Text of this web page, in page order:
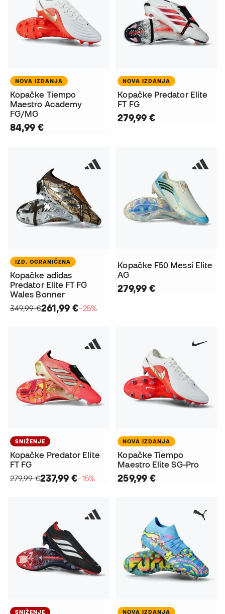
NOVA IZDANJA
Kopačke Tiempo
Maestro Academy
FG/MG
84,99 €
NOVA IZDANJA
Kopačke Predator Elite
FT FG
279,99 €
IZD. OGRANIČENA
Kopačke adidas
Predator Elite FT FG
Wales Bonner
349,99 €261,99 €−25%
Kopačke F50 Messi Elite
AG
279,99 €
SNIŽENJE
Kopačke Predator Elite
FT FG
279,99 €237,99 €−15%
NOVA IZDANJA
Kopačke Tiempo
Maestro Elite SG-Pro
259,99 €
SNIŽENJE NOVA IZDANJA